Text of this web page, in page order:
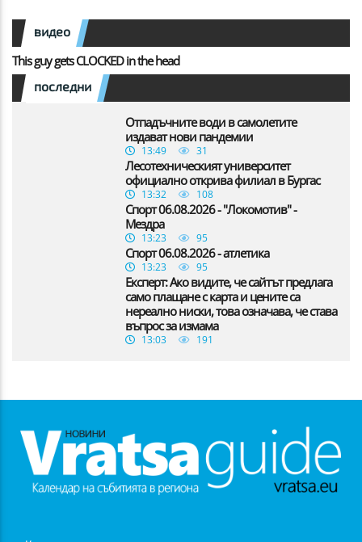
видео
This guy gets CLOCKED in the head
последни
Отпадъчните води в самолетите
издават нови пандемии
13:49 31
Лесотехническият университет
официално открива филиал в Бургас
13:32 108
Спорт 06.08.2026 - "Локомотив" -
Мездра
13:23 95
Спорт 06.08.2026 - атлетика
13:23 95
Експерт: Ако видите, че сайтът предлага
само плащане с карта и цените са
нереално ниски, това означава, че става
въпрос за измама
13:03 191